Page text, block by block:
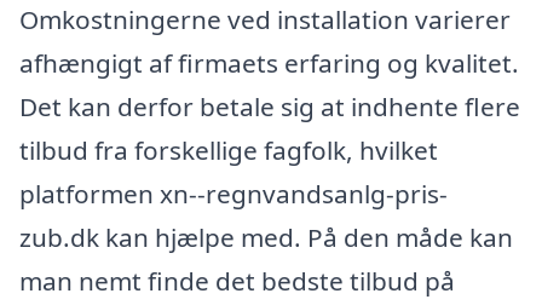
Omkostningerne ved installation varierer
afhængigt af firmaets erfaring og kvalitet.
Det kan derfor betale sig at indhente flere
tilbud fra forskellige fagfolk, hvilket
platformen xn--regnvandsanlg-pris-
zub.dk kan hjælpe med. På den måde kan
man nemt finde det bedste tilbud på